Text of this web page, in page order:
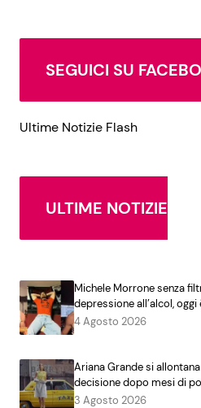
SEGUICI SU
Ultime Notizie Flash
ULTIME NOTIZIE
Michele Morrone senza
depressione all’alcol, oggi
4 Agosto 2026
Ariana Grande si
decisione dopo mesi di
3 Agosto 2026